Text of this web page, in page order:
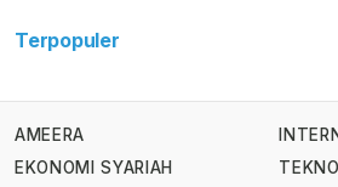
Terpopuler
AMEERA
EKONOMI SYARIAH
TEKNO